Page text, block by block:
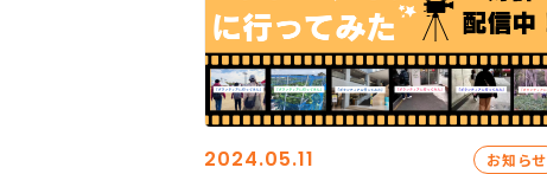
2024.05.11 お知らせ